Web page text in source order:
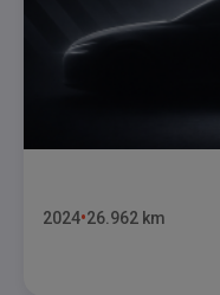
2024 26.962 km